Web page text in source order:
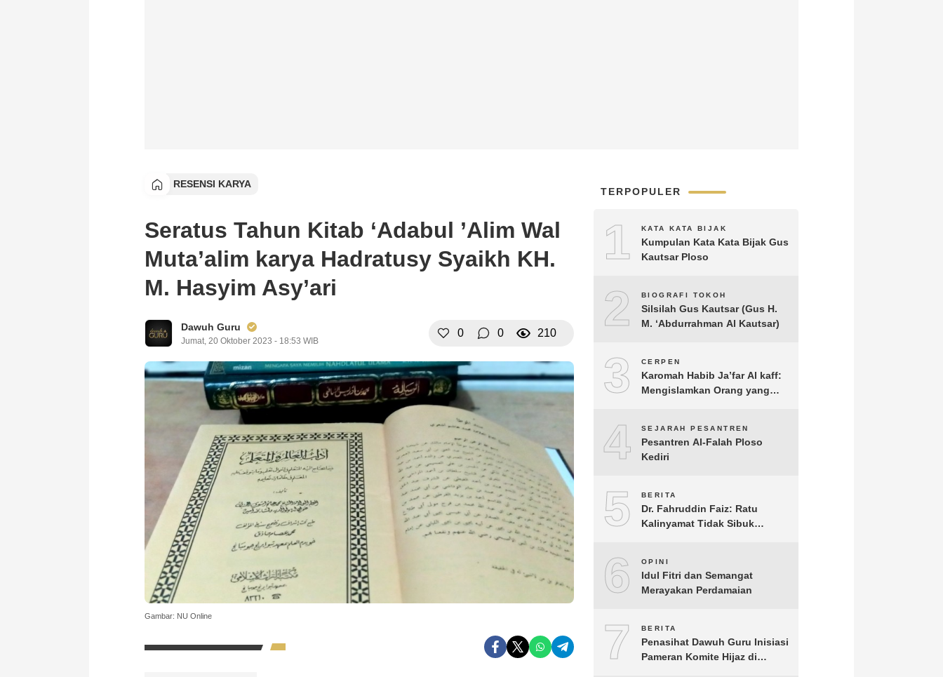
RESENSI KARYA
Seratus Tahun Kitab ‘Adabul ’Alim Wal
Muta’alim karya Hadratusy Syaikh KH.
M. Hasyim Asy’ari
Dawuh Guru
Jumat, 20 Oktober 2023 - 18:53 WIB
0 0 210
Gambar: NU Online
TERPOPULER
1 KATA KATA BIJAK
Kumpulan Kata Kata Bijak Gus
Kautsar Ploso
2 BIOGRAFI TOKOH
Silsilah Gus Kautsar (Gus H.
M. ‘Abdurrahman Al Kautsar)
3 CERPEN
Karomah Habib Ja’far Al kaff:
Mengislamkan Orang yang
4 SEJARAH PESANTREN
Pesantren Al-Falah Ploso
Kediri
5 BERITA
Dr. Fahruddin Faiz: Ratu
Kalinyamat Tidak Sibuk
Perekonomian Rakyatnya
6 OPINI
Idul Fitri dan Semangat
Merayakan Perdamaian
7 BERITA
Penasihat Dawuh Guru Inisiasi
Pameran Komite Hijaz di